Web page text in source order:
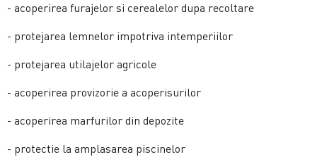
- acoperirea furajelor si cerealelor dupa recoltare
- protejarea lemnelor impotriva intemperiilor
- protejarea utilajelor agricole
- acoperirea provizorie a acoperisurilor
- acoperirea marfurilor din depozite
- protectie la amplasarea piscinelor